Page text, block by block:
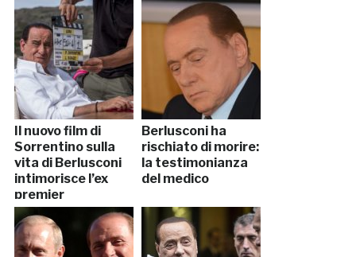
praticava sesso
orale”
Il nuovo film di
Sorrentino sulla
vita di Berlusconi
intimorisce l’ex
premier
Berlusconi ha
rischiato di morire:
la testimonianza
del medico